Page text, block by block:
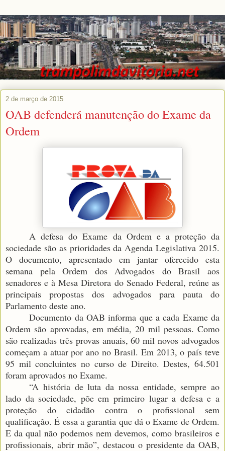
2 de março de 2015
OAB defenderá manutenção do Exame da
Ordem
A defesa do Exame da Ordem e a proteção da
sociedade são as prioridades da Agenda Legislativa 2015.
O documento, apresentado em jantar oferecido esta
semana pela Ordem dos Advogados do Brasil aos
senadores e à Mesa Diretora do Senado Federal, reúne as
principais propostas dos advogados para pauta do
Parlamento deste ano.
Documento da OAB informa que a cada Exame da
Ordem são aprovadas, em média, 20 mil pessoas. Como
são realizadas três provas anuais, 60 mil novos advogados
começam a atuar por ano no Brasil. Em 2013, o país teve
95 mil concluintes no curso de Direito. Destes, 64.501
foram aprovados no Exame.
“A história de luta da nossa entidade, sempre ao
lado da sociedade, põe em primeiro lugar a defesa e a
proteção do cidadão contra o profissional sem
qualificação. É essa a garantia que dá o Exame de Ordem.
E da qual não podemos nem devemos, como brasileiros e
profissionais, abrir mão”, destacou o presidente da OAB,